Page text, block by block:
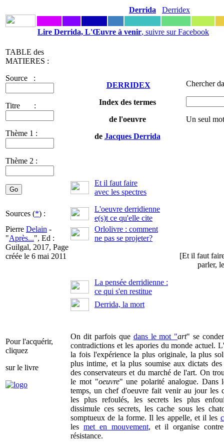
Derrida Derridex
Lire Derrida, L'Œuvre à venir, suivre sur Facebook
TABLE des
MATIERES :
Source :
Titre :
Thème 1 :
Thème 2 :
DERRIDEX
Index des termes
de l'oeuvre
de Jacques Derrida
Chercher
Un seul
Et il faut faire
avec les spectres
Sources (*) :
L'oeuvre derridienne
e(s)t ce qu'elle cite
Pierre Delain -
"Après...", Ed :
Guilgal, 2017, Page
créée le 6 mai 2011
Orlolivre : comment
ne pas se projeter?
[Et il faut
parler,
La pensée derridienne :
ce qui s'en restitue
Derrida, la mort
On dit parfois que dans le mot "art" se
contradictions et les apories du monde actuel.
la fois l'expérience la plus originale, la plus
plus intime, et la plus soumise aux dictats des
des conservateurs et du marché de l'art. On
le mot "oeuvre" une polarité analogue. Dans
temps, un chef d'oeuvre fait venir au jour les
les plus refoulés, les secrets les plus
dissimule ces secrets, les cache sous les
somptueux de la forme. Il les appelle, et il les
les met en mouvement, et il organise
résistance.
Pour l'acquérir,
cliquez
sur le livre